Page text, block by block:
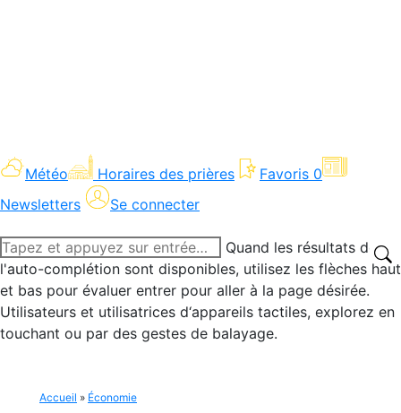
Météo Horaires des prières Favoris 0
Newsletters
Se connecter
Recherche
:
Quand les résultats de
l'auto-complétion sont disponibles, utilisez les flèches haut
et bas pour évaluer entrer pour aller à la page désirée.
Utilisateurs et utilisatrices d‘appareils tactiles, explorez en
touchant ou par des gestes de balayage.
Accueil » Économie